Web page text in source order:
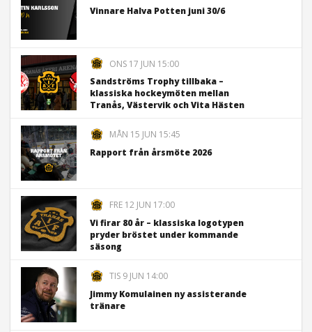
Vinnare Halva Potten juni 30/6
ONS 17 JUN 15:00
Sandströms Trophy tillbaka –
klassiska hockeymöten mellan
Tranås, Västervik och Vita Hästen
MÅN 15 JUN 15:45
Rapport från årsmöte 2026
FRE 12 JUN 17:00
Vi firar 80 år – klassiska logotypen
pryder bröstet under kommande
säsong
TIS 9 JUN 14:00
Jimmy Komulainen ny assisterande
tränare